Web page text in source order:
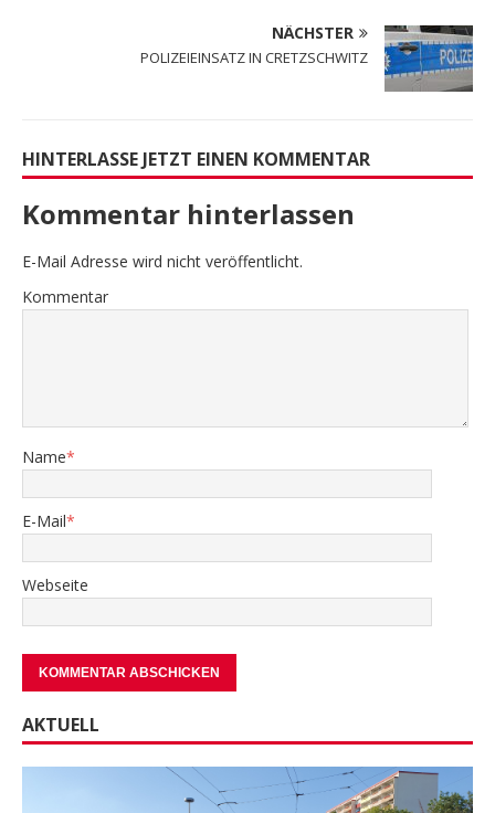
NÄCHSTER
POLIZEIEINSATZ IN CRETZSCHWITZ
HINTERLASSE JETZT EINEN KOMMENTAR
Kommentar hinterlassen
E-Mail Adresse wird nicht veröffentlicht.
Kommentar
Name*
E-Mail*
Webseite
AKTUELL